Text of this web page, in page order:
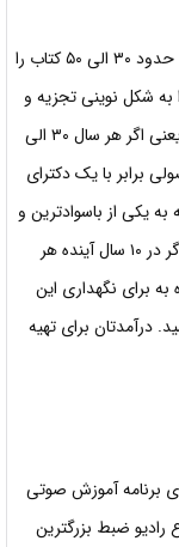
برای اینکه به اخذ دکترا از یک دانشگاه نایل آیید باید حدود ۳۰ الی ۵۰ کتاب را
شکل نوینی تجزیه و
تحلیل کرده و به شکل یک تز در آورده و ارائه دهید. یعنی اگر هر سال ۳۰ الی
برابر با یک دکترای
یکی از باسوادترین و
محترم ترین بازاریابان نسل خود مبدل خواهید شد. اگر در ۱۰ سال آینده هر
حدود ۵۰۰ کتاب خوانده به برای نگهداری این
درآمدتان برای تهیه
برنامه آموزش صوتی
ضبط بزرگترین